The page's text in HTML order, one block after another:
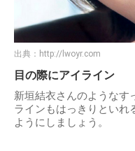
出典： http://lwoyr.com
目の際にアイライン
新垣結衣さんのようなす
ラインもはっきりといれ
ようにしましょう。